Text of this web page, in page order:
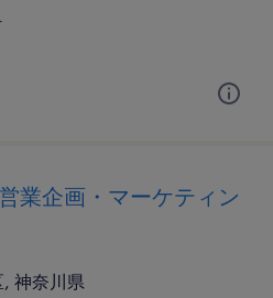
業企画・マーケティン
神奈川県